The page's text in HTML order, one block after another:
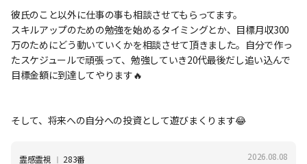
彼氏のこと以外に仕事の事も相談させてもらってます。
スキルアップのための勉強を始めるタイミングとか、目標月収300
万のためにどう動いていくかを相談させて頂きました。自分で作っ
たスケジュールで頑張って、勉強していき20代最後だし追い込んで
目標金額に到達してやります🔥
そして、将来への自分への投資として遊びまくります😂
霊感霊視 Ι 283番 2026.08.08